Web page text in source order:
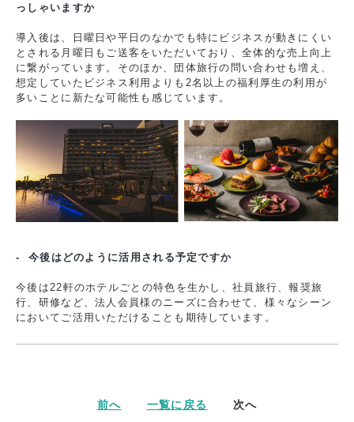
っしゃいますか
導入後は、日曜日や平日のなかでも特にビジネスが動きにくい
とされる月曜日もご送客をいただいており、全体的な売上向上
に繋がっています。そのほか、団体旅行の問い合わせも増え、
想定していたビジネス利用よりも2名以上の福利厚生の利用が
多いことに新たな可能性も感じています。
- 今後はどのように活用される予定ですか
今後は22軒のホテルごとの特色を生かし、社員旅行、報奨旅
行、研修など、法人会員様のニーズに合わせて、様々なシーン
においてご活用いただけることも期待しています。
前へ 一覧に戻る 次へ